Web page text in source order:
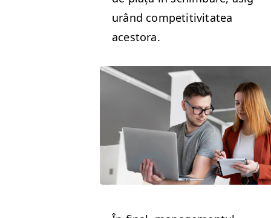
urând com­pet­i­tiv­i­tatea
acestora.